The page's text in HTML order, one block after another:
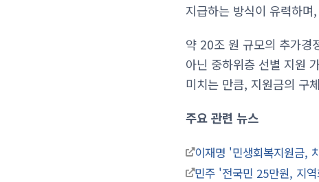
지급하는 방식이 유력하
약 20조 원 규모의 추가경
아닌 중하위층 선별 지원
미치는 만큼, 지원금의 구
주요 관련 뉴스
이재명 '민생회복지원금,
민주 '전국민 25만원, 지